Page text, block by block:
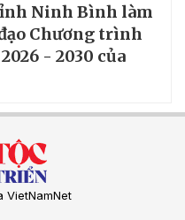
Ninh Bình làm
Chương trình
- 2030 của
VietNamNet